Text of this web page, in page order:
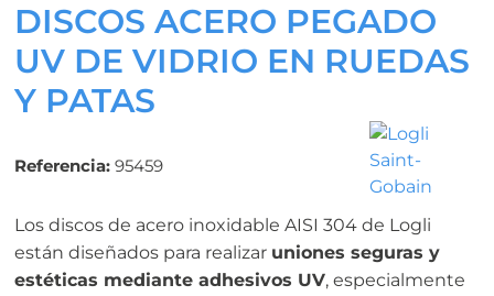
DISCOS ACERO PEGADO
UV DE VIDRIO EN RUEDAS
Y PATAS
Referencia: 95459
Los discos de acero inoxidable AISI 304 de Logli
están diseñados para realizar uniones seguras y
estéticas mediante adhesivos UV, especialmente